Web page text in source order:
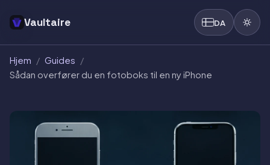
Vaultaire DA
Hjem / Guides /
Sådan overfører du en fotoboks til en ny iPhone